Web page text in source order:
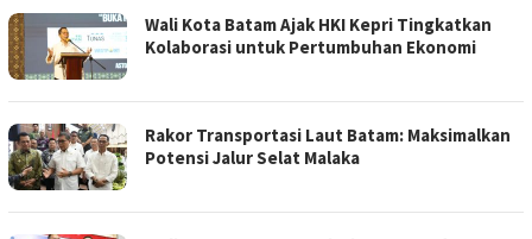
Wali Kota Batam Ajak HKI Kepri Tingkatkan
Kolaborasi untuk Pertumbuhan Ekonomi
Rakor Transportasi Laut Batam: Maksimalkan
Potensi Jalur Selat Malaka